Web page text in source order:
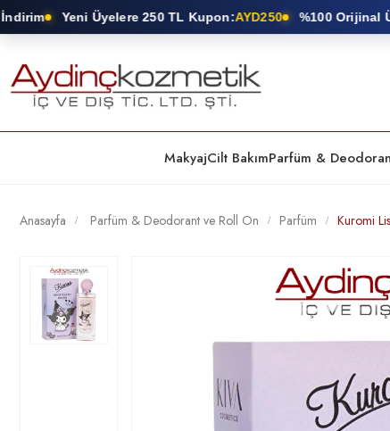
Yeni Üyelere 250 TL Kupon:AYD250 %100 Orijinal
MakyajCilt BakımParfüm &
Anasayfa Parfüm & Deodorant ve Roll On Parfüm Kuromi